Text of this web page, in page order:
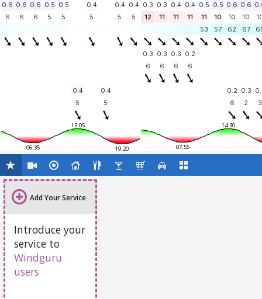
0.6 0.6 0.6 0.5 0.5 0.4 0.4 0.4 0.3 0.3 0.4 0.4 0.5 0.5 0.6 0.6
6
6 6 5 5 5 5 5 12 11 11 11 11 10 10 10
53
57 62 67
0.3 0.3 0.3 0.2
6
6 6 6
0.4 0.4 0.2 0.3
5
5 6 2 3
13:05
06:35 19:20
14:30
07:55
Add Your Service
Introduce your
service to
Windguru
users